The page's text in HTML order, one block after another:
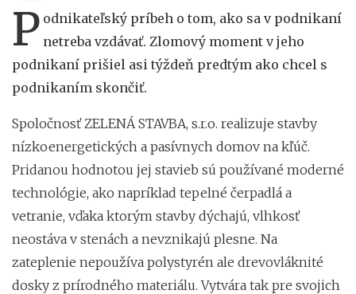
P odnikateľský príbeh o tom, ako sa v podnikaní
netreba vzdávať. Zlomový moment v jeho
podnikaní prišiel asi týždeň predtým ako chcel s
podnikaním skončiť.
Spoločnosť ZELENÁ STAVBA, s.r.o. realizuje stavby
nízkoenergetických a pasívnych domov na kľúč.
Pridanou hodnotou jej stavieb sú používané moderné
technológie, ako napríklad tepelné čerpadlá a
vetranie, vďaka ktorým stavby dýchajú, vlhkosť
neostáva v stenách a nevznikajú plesne. Na
zateplenie nepoužíva polystyrén ale drevovláknité
dosky z prírodného materiálu. Vytvára tak pre svojich